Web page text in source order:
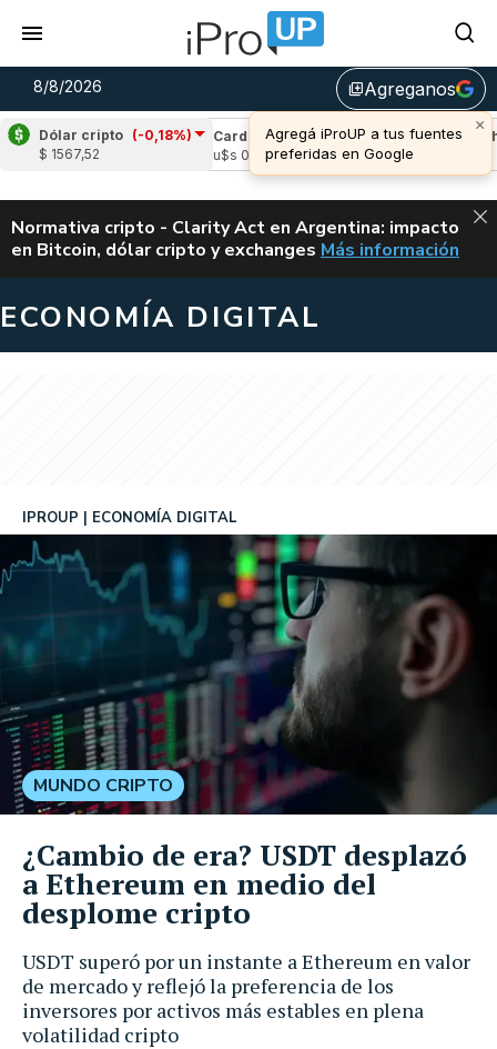
8/8/2026 library_addAgreganos
×
Agregá iProUP a tus fuentes
preferidas en Google
Dólar cripto (-0,18%)
$ 1567,52
(0,09%)
Cardano
(-0,56%)
u$s 0,20
Avalanche
u$s 6,55
ALERTA
Normativa cripto - Clarity Act en Argentina: impacto
en Bitcoin, dólar cripto y exchanges CLARITY ACT EN
Más información
ECONOMÍA DIGITAL
USDT superó por un instante a Ethereum en valor
de mercado y reflejó la preferencia de los
inversores por activos más estables en plena
volatilidad cripto
IPROUP ECONOMÍA DIGITAL
MUNDO CRIPTO
¿Cambio de era? USDT desplazó
a Ethereum en medio del
desplome cripto